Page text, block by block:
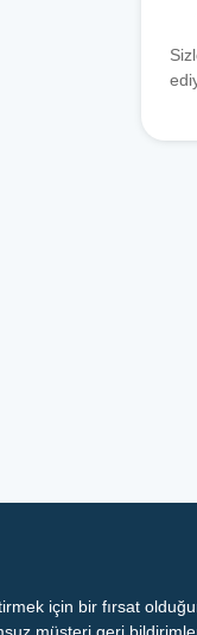
için bir fırsat